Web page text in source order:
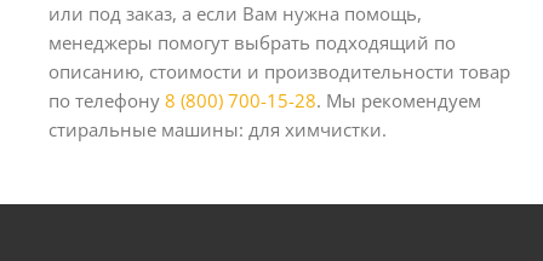
или под заказ, а если Вам нужна помощь,
менеджеры помогут выбрать подходящий по
описанию, стоимости и производительности товар
по телефону 8 (800) 700-15-28. Мы рекомендуем
стиральные машины: для химчистки.